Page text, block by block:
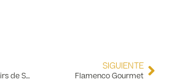
«Quiero hacer souvenirs de Sevilla que los usen los sevillanos» Rocío Aguado, vende sus productos en el Museo del Baile Flamenco
SIGUIENTE
Flamenco Gourmet